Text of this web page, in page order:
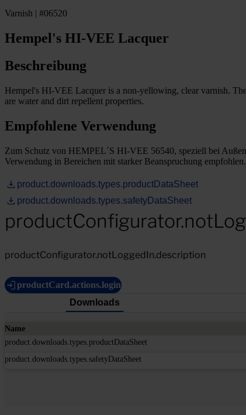
Varnish | #06520
Hempel's HI-VEE Lacquer
Beschreibung
Hempel's HI-VEE Lacquer is a non-yellowing, clear varnish.
are water and dirt repellent properties.
Empfohlene Verwendung
Zum Schutz von HEMPEL´S HI-VEE 56540, speziell bei
Verwendung in Bereichen mit starker Beanspruchung empfohlen.
product.downloads.types.productDataSheet
product.downloads.types.safetyDataSheet
productConfigurator.notLoggedIn.description
productCard.actions.login
Downloads
Name
product.downloads.types.productDataSheet
product.downloads.types.safetyDataSheet